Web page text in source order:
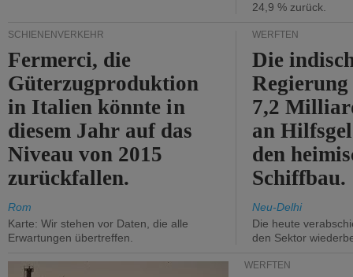
24,9 % zurück.
SCHIENENVERKEHR
Fermerci, die
Güterzugproduktion
in Italien könnte in
diesem Jahr auf das
Niveau von 2015
zurückfallen.
Rom
Karte: Wir stehen vor Daten, die alle
Erwartungen übertreffen.
WERFTEN
Die
7,2
an
den
Schiffbau.
Neu-Delhi
Die heute
den Sektor
WERFTEN